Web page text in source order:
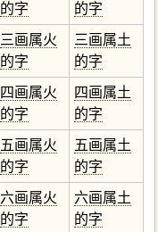
的字
的字
三画属火
的字
三画属土
的字
四画属火
的字
四画属土
的字
五画属火
的字
五画属土
的字
六画属火
的字
六画属土
的字